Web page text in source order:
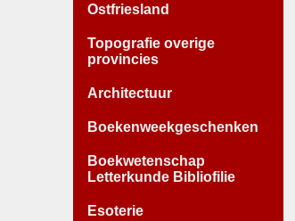
Ostfriesland
Topografie overige
provincies
Architectuur
Boekenweekgeschenken
Boekwetenschap
Letterkunde Bibliofilie
Esoterie